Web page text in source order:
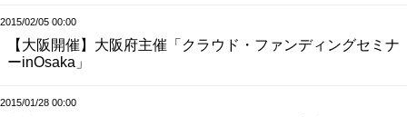
2015/02/05 00:00
【大阪開催】大阪府主催「クラウド・ファンディングセミナ
ーinOsaka」
2015/01/28 00:00